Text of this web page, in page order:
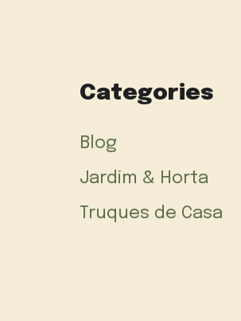
Categories
Blog
Jardim & Horta
Truques de Casa